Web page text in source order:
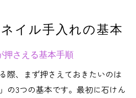
美爪を叶える方法
使い方と塗る順番の基本
欠かせない保湿と美爪習慣
との違いと最適な活用法
オイルの選び方と頻度
イル手入れの基本
押さえる基本手順
際、まず押さえておきたいのは
の3つの基本です。最初に石けん